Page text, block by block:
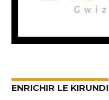
ENRICHIR LE KIRUNDI